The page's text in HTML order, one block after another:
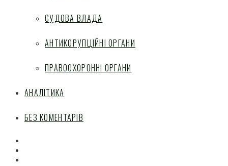
СУДОВА ВЛАДА
АНТИКОРУПЦІЙНІ ОРГАНИ
ПРАВООХОРОННІ ОРГАНИ
АНАЛІТИКА
БЕЗ КОМЕНТАРІВ